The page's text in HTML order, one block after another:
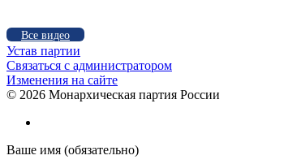
Все видео
Устав партии
Связаться с администратором
Изменения на сайте
© 2026 Монархическая партия России
Ваше имя (обязательно)